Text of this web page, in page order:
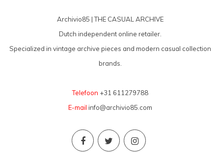
Archivio85 | THE CASUAL ARCHIVE
Dutch independent online retailer.
Specialized in vintage archive pieces and modern casual collection
brands.
Telefoon +31 611279788
E-mail info@archivio85.com